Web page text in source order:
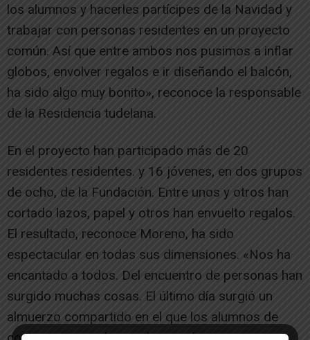
los alumnos y hacerles partícipes de la Navidad y
trabajar con personas residentes en un proyecto
común. Así que entre ambos nos pusimos a inflar
globos, envolver regalos e ir diseñando el balcón,
ha sido algo muy bonito», reconoce la responsable
de la Residencia tudelana.
En el proyecto han participado más de 20
residentes residentes. y 16 jóvenes, en dos grupos
de ocho, de la Fundación. Entre unos y otros han
cortado lazos, papel y otros han envuelto regalos.
El resultado, reconoce Moreno, ha sido
espectacular en todas sus dimensiones. «Nos ha
encantado a todos. Del encuentro de personas han
surgido muchas cosas. El último día surgió un
almuerzo compartido en el que los alumnos de